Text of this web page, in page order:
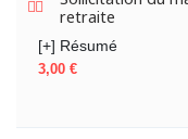
retraite
[+] Résumé
Prix
3,00 €